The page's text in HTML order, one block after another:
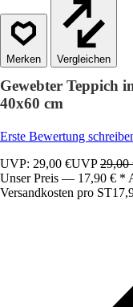
Vergleichen
Gewebter Teppich
40x60 cm
Erste Bewertung
UVP: 29,00 €UVP29,00
Unser Preis — 17,90 € *
Versandkosten pro ST